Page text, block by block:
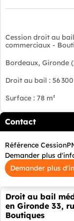
Cession droit au
commerciaux -
Bordeaux, Gironde
Droit au bail : 56
Surface : 78 m²
Contact
Référence
Demander plus
Demander plus
Droit au bail
en Gironde 33,
Boutiques